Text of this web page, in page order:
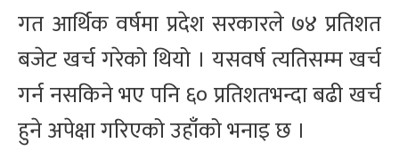
गत आर्थिक वर्षमा प्रदेश सरकारले ७४ प्रतिशत
बजेट खर्च गरेको थियो । यसवर्ष त्यतिसम्म खर्च
गर्न नसकिने भए पनि ६० प्रतिशतभन्दा बढी खर्च
हुने अपेक्षा गरिएको उहाँको भनाइ छ ।